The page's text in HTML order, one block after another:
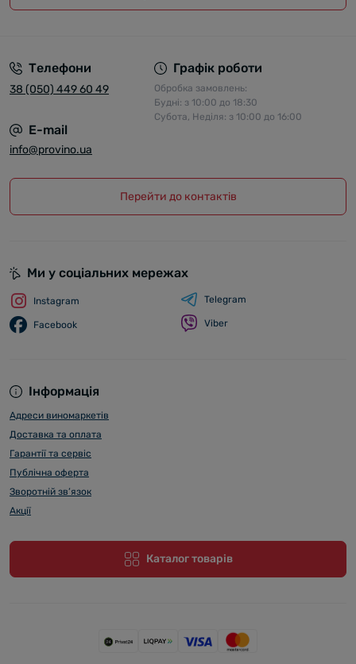
Телефони
38 (050) 449 60 49
Графік роботи
Обробка замовлень:
Будні: з 10:00 до 18:30
Субота, Неділя: з 10:00 до 16:00
E-mail
info@provino.ua
Перейти до контактів
Інформація
Адреси виномаркетів
Доставка та оплата
Гарантії та сервіс
Публічна оферта
Зворотній зв’язок
Акції
Каталог товарів
Ми у соціальних мережах
Instagram
Facebook
Telegram
Viber